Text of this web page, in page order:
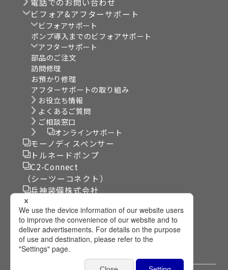
ビフォア&アフターサポート
ビフォアサポート
ポンプ導入までのビフォアサポート
アフターサポート
部品のご注文
訪問修理
お預かり修理
アフターサポートの取り組み
お役立ち情報
よくあるご質問
ご相談窓口
オンラインサポート
モーノディスペンサー
トルネードポンプ
C2-Connect
（シーツーコネクト）
兵神装備株式会社
リンク集
サイト利用規約
個人情報保護方針
プライバシー設定